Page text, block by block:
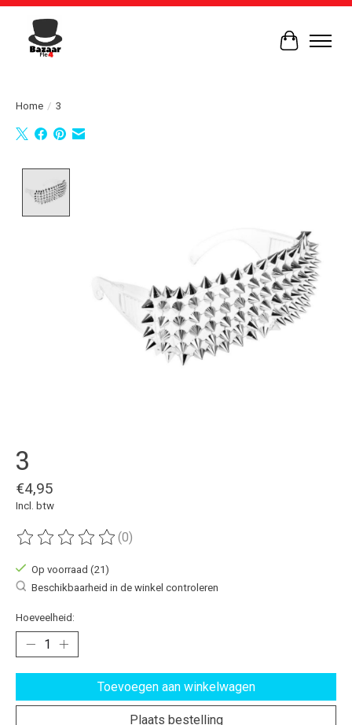
Home / 3
3
€4,95
Incl. btw
De beoordeling van dit product is
(0)
Op voorraad (21)
Beschikbaarheid in de winkel controleren
Hoeveelheid:
Toevoegen aan winkelwagen
Plaats bestelling